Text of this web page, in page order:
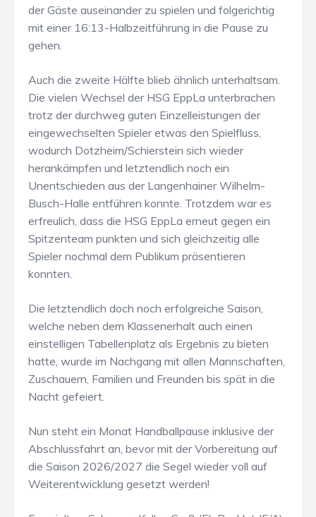
der Gäste auseinander zu spielen und folgerichtig
mit einer 16:13-Halbzeitführung in die Pause zu
gehen.
Auch die zweite Hälfte blieb ähnlich unterhaltsam.
Die vielen Wechsel der HSG EppLa unterbrachen
trotz der durchweg guten Einzelleistungen der
eingewechselten Spieler etwas den Spielfluss,
wodurch Dotzheim/Schierstein sich wieder
herankämpfen und letztendlich noch ein
Unentschieden aus der Langenhainer Wilhelm-
Busch-Halle entführen konnte. Trotzdem war es
erfreulich, dass die HSG EppLa erneut gegen ein
Spitzenteam punkten und sich gleichzeitig alle
Spieler nochmal dem Publikum präsentieren
konnten.
Die letztendlich doch noch erfolgreiche Saison,
welche neben dem Klassenerhalt auch einen
einstelligen Tabellenplatz als Ergebnis zu bieten
hatte, wurde im Nachgang mit allen Mannschaften,
Zuschauern, Familien und Freunden bis spät in die
Nacht gefeiert.
Nun steht ein Monat Handballpause inklusive der
Abschlussfahrt an, bevor mit der Vorbereitung auf
die Saison 2026/2027 die Segel wieder voll auf
Weiterentwicklung gesetzt werden!